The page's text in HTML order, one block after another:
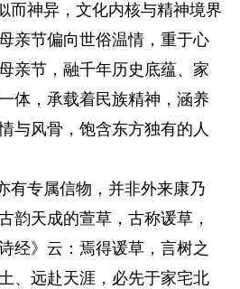
而神异，文化内核与精神境界
亲节偏向世俗温情，重于心
亲节，融千年历史底蕴、家
体，承载着民族精神，涵养
与风骨，饱含东方独有的人
有专属信物，并非外来康乃
韵天成的萱草，古称谖草，
经》云：焉得谖草，言树之
、远赴天涯，必先于家宅北